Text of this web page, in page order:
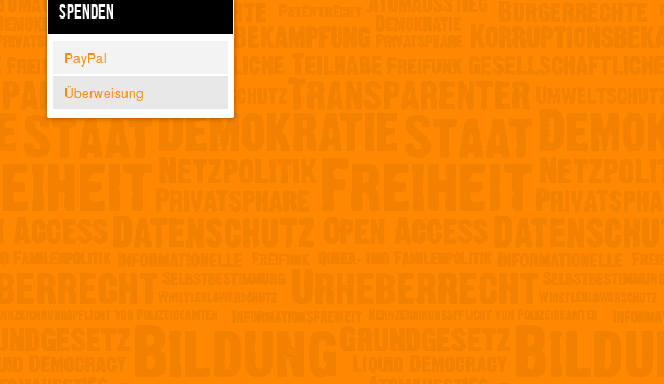
SPENDEN
PayPal
Überweisung